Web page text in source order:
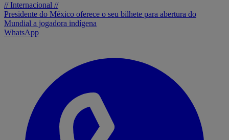
// Internacional //
Presidente do México oferece o seu bilhete para abertura do
Mundial a jogadora indígena
WhatsApp